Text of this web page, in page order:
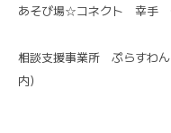
あそび場☆コネクト 幸手
相談支援事業所 ぷらすわ
内）